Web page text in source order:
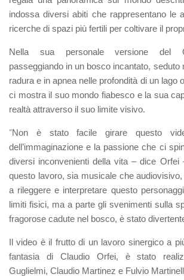
indossa diversi abiti che rappresentano le
ricerche di spazi più fertili per coltivare il
Nella sua personale versione del
passeggiando in un bosco incantato, seduto
radura e in apnea nelle profondità di un lago
ci mostra il suo mondo fiabesco e la sua
realtà attraverso il suo limite visivo.
“Non è stato facile girare questo
dell’immaginazione e la passione che ci
diversi inconvenienti della vita – dice Orfei
questo lavoro, sia musicale che
a rileggere e interpretare questo
limiti fisici, ma a parte gli svenimenti sulla
fragorose cadute nel bosco, è stato
Il video è il frutto di un lavoro sinergico a
fantasia di Claudio Orfei, è stato
Guglielmi, Claudio Martinez e Fulvio